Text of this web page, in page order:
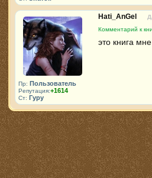
Пр: Пользователь
Репутация:+1614
Ст: Гуру
Hati_AnGel
Комментарий к
это книга